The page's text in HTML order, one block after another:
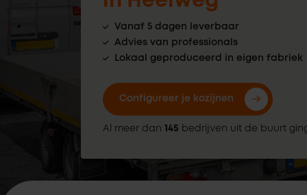
Vanaf 5 dagen leverbaar
Advies van professionals
Lokaal geproduceerd in eigen fabriek
Configureer je kozijnen
Al meer dan 145 bedrijven uit de buurt